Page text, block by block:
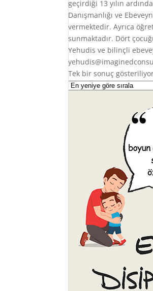
geçirdiği 13 yılın
Danışmanlığı ve
vermektedir. Ayrıca
sunmaktadır. Dört
Yehudis ve bilinçli
Tek bir sonuç